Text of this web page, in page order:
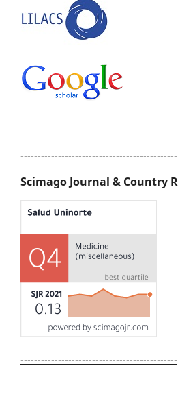
----------------------------------------------
Scimago Journal & Country
----------------------------------------------